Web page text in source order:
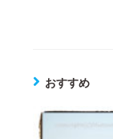
おすすめ